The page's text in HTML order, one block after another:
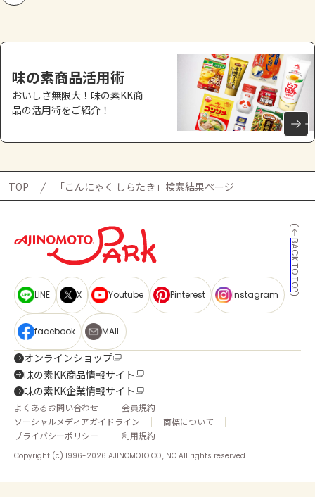
味の素商品活用術
おいしさ無限大！味の素KK商
品の活用術をご紹介！
TOP 「こんにゃく しらたき」検索結果ページ
BACK TO TOP
LINE X Youtube Pinterest Instagram
facebook MAIL
オンラインショップ
味の素KK商品情報サイト
味の素KK企業情報サイト
よくあるお問い合わせ
会員規約
ソーシャルメディアガイドライン
商標について
プライバシーポリシー
利用規約
Copyright (c) 1996-2026 AJINOMOTO CO.,INC All rights reserved.